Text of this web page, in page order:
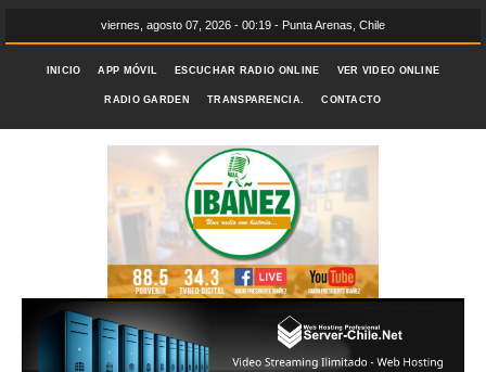
viernes, agosto 07, 2026 - 00:19 - Punta Arenas, Chile
INICIO APP MÓVIL ESCUCHAR RADIO ONLINE VER VIDEO ONLINE
RADIO GARDEN TRANSPARENCIA. CONTACTO